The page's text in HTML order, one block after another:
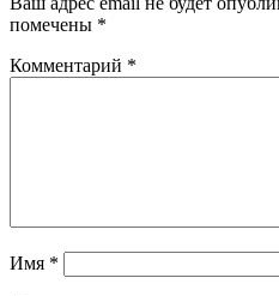
помечены *
Комментарий *
Имя *